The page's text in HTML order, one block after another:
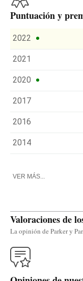
Puntuación y
2022
2021
2020
2017
2016
2014
VER MÁS...
Valoraciones de
La opinión de Parker y
Traducir